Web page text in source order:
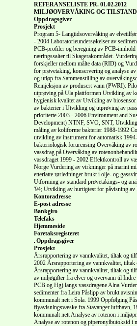
REFERANSELISTE PR. 01.02.2012
MILJØOVERVÅKING OG
Oppdragsgiver
Prosjekt
Program 5- Langtidsovervåking av
- 2004 Laboratorieundersøkelser av
PCB-profiler og beregning av PCB-
næringssalter til Skagerakområdet.
forskjeller mellom målte data (RID) og
for prøvetaking, konservering og analyse
og utløp fra Sammenstilling av
Reinjeksjon av produsert vann (PWRI):
utprøving på Ula plattformen Utvikling av
hygienisk kvalitet av Utvikling av
av bakterier i Utvikling og utprøving av
prioriterte 2003 - 2006 Environment and
Development) NTNF, SVO, SNT,
måling av koliforme bakterier 1988-1992
utvikling av instrument for automatisk
bakteriologisk forurensing Overvåking av
vassdrag på Overvåking av
vassdraget 1999 - 2002 Effektkontroll av
Norge Vurdering av virkninger på marint
etterlatte rørledninger brukt i olje- og
Utforming av standard prøvetakings- og
'94; Utvikling av hurtigtest for påvisning av
Kontoradresse
E-post adresse
Bankgiro
Telefaks
Hjemmeside
Foretaksregisteret
Oppdragsgiver
Prosjekt
Årsrapportering av vannkvalitet, tiltak og
2002 Årsrapportering av vannkvalitet,
Årsrapportering av vannkvalitet, tiltak og
av miljøgifter fra elver og overvann til
PCB og Hg) langs vassdragene Alna
sedimenter fra Leira Påslipp av brukt
kommunalt nett i Sola. 1999 Oppfølging
flyavisningsvæske fra Stavanger lufthavn,
kommunalt nett Analyse av rotenon i
Analyse av rotenon og piperonylbutoksid i